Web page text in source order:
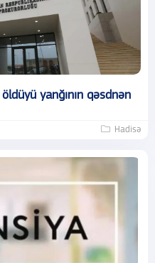
yanğının qəsdnən
Hadisə